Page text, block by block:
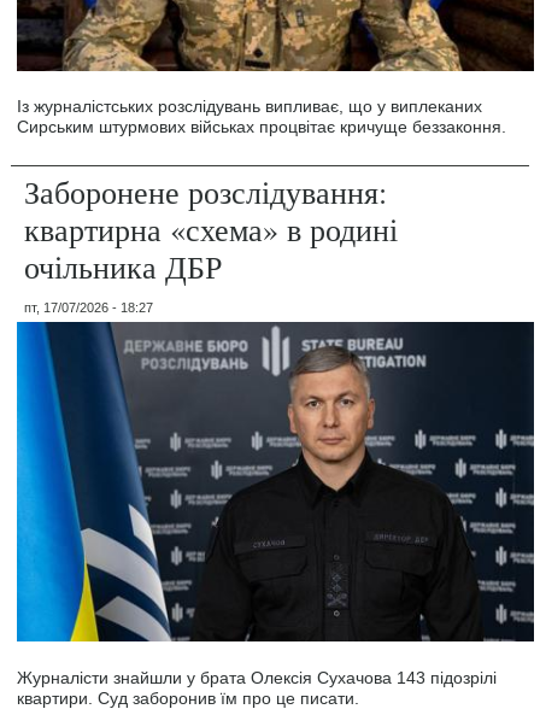
Із журналістських розслідувань випливає, що у виплеканих
Сирським штурмових військах процвітає кричуще беззаконня.
Заборонене розслідування:
квартирна «схема» в родині
очільника ДБР
пт, 17/07/2026 - 18:27
Журналісти знайшли у брата Олексія Сухачова 143 підозрілі
квартири. Суд заборонив їм про це писати.